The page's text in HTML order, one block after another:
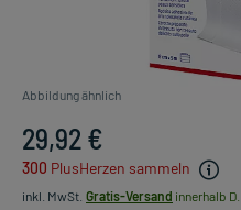
Abbildung ähnlich
29,92 €
300 PlusHerzen sammeln
inkl. MwSt. Gratis-Versand innerhalb D.